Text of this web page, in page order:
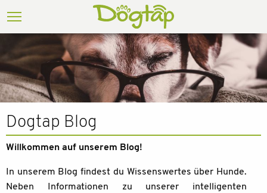
Dogtap Blog
Willkommen auf unserem Blog!
In unserem Blog findest du Wissenswertes über Hunde.
Neben Informationen zu unserer intelligenten